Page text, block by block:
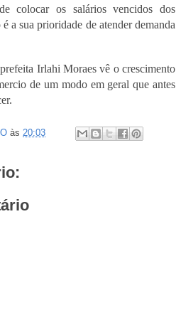
colocar os salários vencidos dos
a sua prioridade de atender demanda
Irlahi Moraes vê o crescimento
de um modo em geral que antes
às 20:03